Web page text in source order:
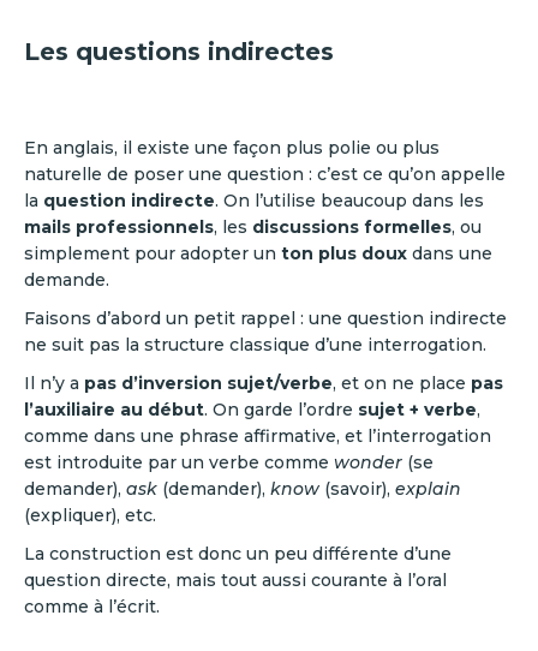
Les questions indirectes
En anglais, il existe une façon plus polie ou plus
naturelle de poser une question : c’est ce qu’on appelle
la question indirecte. On l’utilise beaucoup dans les
mails professionnels, les discussions formelles, ou
simplement pour adopter un ton plus doux dans une
demande.
Faisons d’abord un petit rappel : une question indirecte
ne suit pas la structure classique d’une interrogation.
Il n’y a pas d’inversion sujet/verbe, et on ne place pas
l’auxiliaire au début. On garde l’ordre sujet + verbe,
comme dans une phrase affirmative, et l’interrogation
est introduite par un verbe comme wonder (se
demander), ask (demander), know (savoir), explain
(expliquer), etc.
La construction est donc un peu différente d’une
question directe, mais tout aussi courante à l’oral
comme à l’écrit.